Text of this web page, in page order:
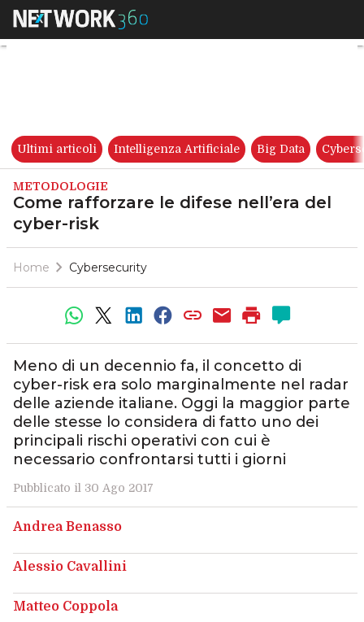
Come rafforzare le difese
Ultimi articoli Intelligenza Artificiale Big Data
METODOLOGIE
Come rafforzare le difese nell’era del
cyber-risk
Home Cybersecurity
Meno di un decennio fa, il concetto di
cyber-risk era solo marginalmente nel radar
delle aziende italiane. Oggi la maggior parte
delle stesse lo considera di fatto uno dei
principali rischi operativi con cui è
necessario confrontarsi tutti i giorni
Pubblicato il 30 Ago 2017
Andrea Benasso
Alessio Cavallini
Matteo Coppola